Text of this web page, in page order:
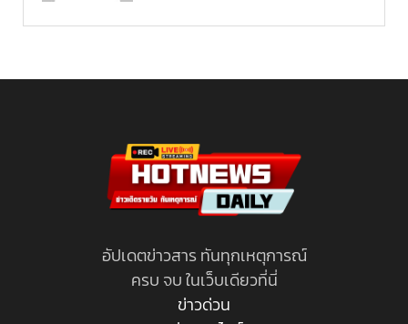
อัปเดตข่าวสาร ทันทุกเหตุการณ์
ครบ จบ ในเว็บเดียวที่นี่
ข่าวด่วน